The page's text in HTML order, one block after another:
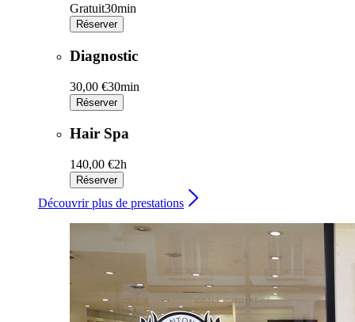
Gratuit30min
Réserver
Diagnostic
30,00 €30min
Réserver
Hair Spa
140,00 €2h
Réserver
Découvrir plus de prestations